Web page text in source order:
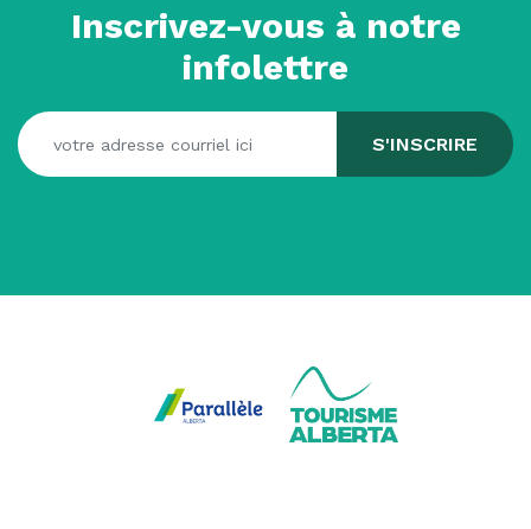
Inscrivez-vous à notre
infolettre